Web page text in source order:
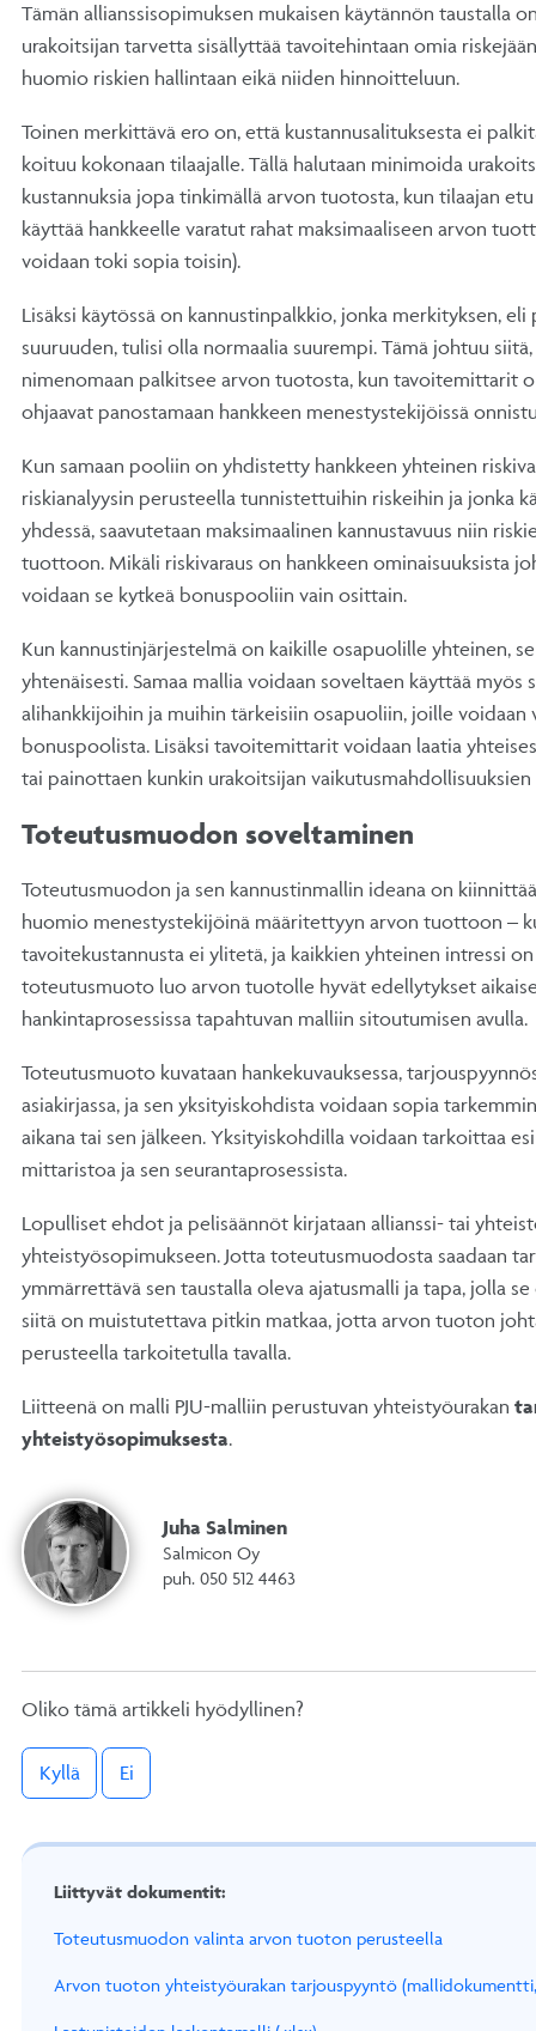
Tämän allianssisopimuksen mukaisen käytännön taustalla
urakoitsijan tarvetta sisällyttää tavoitehintaan omia
huomio riskien hallintaan eikä niiden hinnoitteluun.
Toinen merkittävä ero on, että kustannusalituksesta ei
koituu kokonaan tilaajalle. Tällä halutaan minimoida
kustannuksia jopa tinkimällä arvon tuotosta, kun tilaajan
käyttää hankkeelle varatut rahat maksimaaliseen arvon
voidaan toki sopia toisin).
Lisäksi käytössä on kannustinpalkkio, jonka merkityksen, eli
suuruuden, tulisi olla normaalia suurempi. Tämä johtuu
nimenomaan palkitsee arvon tuotosta, kun tavoitemittarit
ohjaavat panostamaan hankkeen menestystekijöissä
Kun samaan pooliin on yhdistetty hankkeen yhteinen
riskianalyysin perusteella tunnistettuihin riskeihin ja jonka
yhdessä, saavutetaan maksimaalinen kannustavuus niin
tuottoon. Mikäli riskivaraus on hankkeen ominaisuuksista
voidaan se kytkeä bonuspooliin vain osittain.
Kun kannustinjärjestelmä on kaikille osapuolille yhteinen,
yhtenäisesti. Samaa mallia voidaan soveltaen käyttää myös
alihankkijoihin ja muihin tärkeisiin osapuoliin, joille voidaan
bonuspoolista. Lisäksi tavoitemittarit voidaan laatia
tai painottaen kunkin urakoitsijan vaikutusmahdollisuuksien
Toteutusmuodon soveltaminen
Toteutusmuodon ja sen kannustinmallin ideana on
huomio menestystekijöinä määritettyyn arvon tuottoon –
tavoitekustannusta ei ylitetä, ja kaikkien yhteinen intressi on
toteutusmuoto luo arvon tuotolle hyvät edellytykset
hankintaprosessissa tapahtuvan malliin sitoutumisen avulla.
Toteutusmuoto kuvataan hankekuvauksessa,
asiakirjassa, ja sen yksityiskohdista voidaan sopia
aikana tai sen jälkeen. Yksityiskohdilla voidaan tarkoittaa
mittaristoa ja sen seurantaprosessista.
Lopulliset ehdot ja pelisäännöt kirjataan allianssi- tai
yhteistyösopimukseen. Jotta toteutusmuodosta saadaan
ymmärrettävä sen taustalla oleva ajatusmalli ja tapa, jolla se
siitä on muistutettava pitkin matkaa, jotta arvon tuoton
perusteella tarkoitetulla tavalla.
Liitteenä on malli PJU-malliin perustuvan yhteistyöurakan
yhteistyösopimuksesta.
Juha Salminen
Salmicon Oy
puh. 050 512 4463
Oliko tämä artikkeli hyödyllinen?
Kyllä Ei
Liittyvät dokumentit:
Toteutusmuodon valinta arvon tuoton perusteella
Arvon tuoton yhteistyöurakan tarjouspyyntö